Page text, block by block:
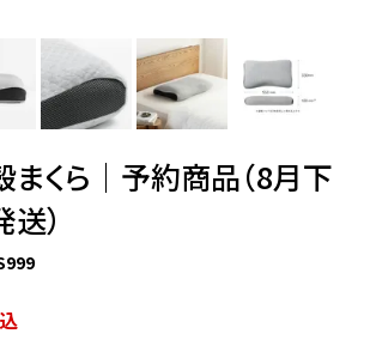
まくら｜予約商品（8月下
）